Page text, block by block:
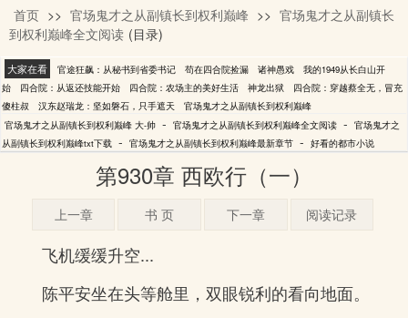
大-帅
首页 >> 官场鬼才之从副镇长到权利巅峰 >> 官场鬼才之从副镇长
到权利巅峰全文阅读 (目录)
大家在看 官途狂飙：从秘书到省委书记 苟在四合院捡漏 诸神愚戏
我的1949从长白山开
始
四合院：从返还技能开始 四合院：农场主的美好生活 神龙出狱
四合院：穿越蔡全无，冒充
傻柱叔
汉东赵瑞龙：坚如磐石，只手遮天
官场鬼才之从副镇长到权利巅峰
官场鬼才之从副镇长到权利巅峰 大-帅 - 官场鬼才之从副镇长到权利巅峰全文阅读 - 官场鬼才之
从副镇长到权利巅峰txt下载 - 官场鬼才之从副镇长到权利巅峰最新章节 - 好看的都市小说
第930章 西欧行（一）
上一章 书 页 下一章 阅读记录
飞机缓缓升空...
陈平安坐在头等舱里，双眼锐利的看向地面。